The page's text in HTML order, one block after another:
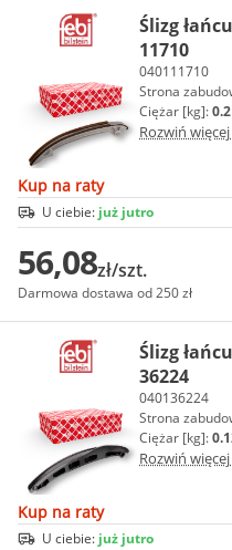
Ślizg
11710
040111710
Strona
Ciężar [kg]:0.2
Rozwiń
Kup na raty
U ciebie: już jutro
56,08zł/szt.
Darmowa dostawa od 250 zł
Ślizg
36224
040136224
Strona
Ciężar [kg]:
Rozwiń
Kup na raty
U ciebie: już jutro